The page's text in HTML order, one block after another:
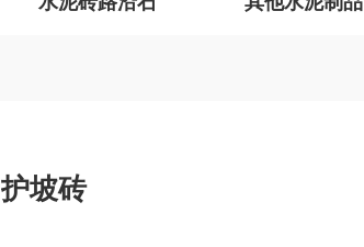
护坡砖